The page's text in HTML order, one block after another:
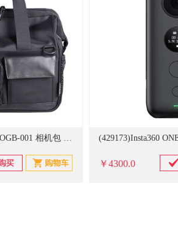
(423429)尼康(Nikon) NOGB-001 相机包 黑色(单位：个)
￥4300.0